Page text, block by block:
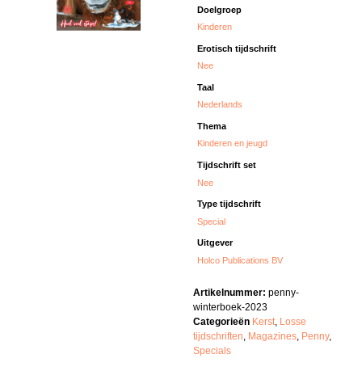
Doelgroep
Kinderen
Erotisch tijdschrift
Nee
Taal
Nederlands
Thema
Kinderen en jeugd
Tijdschrift set
Nee
Type tijdschrift
Special
Uitgever
Holco Publications BV
Artikelnummer: penny-
winterboek-2023
Categorieën Kerst Losse
tijdschriften Magazines Penny,
Specials